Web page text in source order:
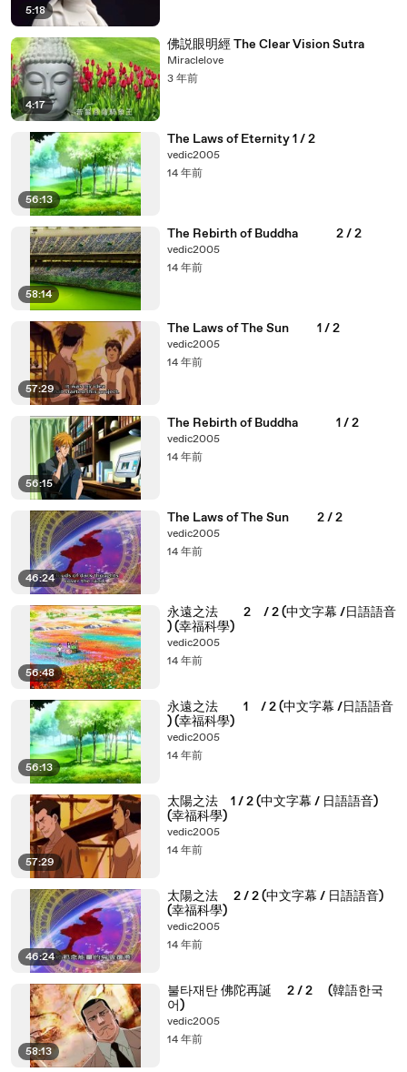
5:18
4:17
佛説眼明經 The Clear Vision Sutra
Miraclelove
3 年前
56:13
The Laws of Eternity 1 / 2
vedic2005
14 年前
58:14
The Rebirth of Buddha 2 / 2
vedic2005
14 年前
57:29
The Laws of The Sun 1 / 2
vedic2005
14 年前
56:15
The Rebirth of Buddha 1 / 2
vedic2005
14 年前
46:24
The Laws of The Sun 2 / 2
vedic2005
14 年前
56:48
永遠之法 2 / 2 (中文字幕 /日語語音
) (幸福科學)
vedic2005
14 年前
56:13
永遠之法 1 / 2 (中文字幕 /日語語音
) (幸福科學)
vedic2005
14 年前
57:29
太陽之法 1 / 2 (中文字幕 / 日語語音)
(幸福科學)
vedic2005
14 年前
46:24
太陽之法 2 / 2 (中文字幕 / 日語語音)
(幸福科學)
vedic2005
14 年前
58:13
불타재탄 佛陀再誕 2 / 2 (韓語한국
어)
vedic2005
14 年前